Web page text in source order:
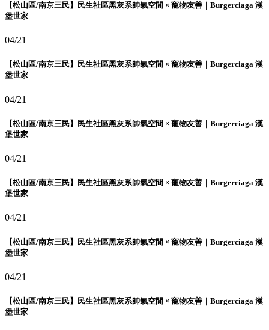
【松山區/南京三民】民生社區黑灰系帥氣空間 × 寵物友善｜Burgerciaga 漢
堡世家
04/21
【松山區/南京三民】民生社區黑灰系帥氣空間 × 寵物友善｜Burgerciaga 漢
堡世家
04/21
【松山區/南京三民】民生社區黑灰系帥氣空間 × 寵物友善｜Burgerciaga 漢
堡世家
04/21
【松山區/南京三民】民生社區黑灰系帥氣空間 × 寵物友善｜Burgerciaga 漢
堡世家
04/21
【松山區/南京三民】民生社區黑灰系帥氣空間 × 寵物友善｜Burgerciaga 漢
堡世家
04/21
【松山區/南京三民】民生社區黑灰系帥氣空間 × 寵物友善｜Burgerciaga 漢
堡世家